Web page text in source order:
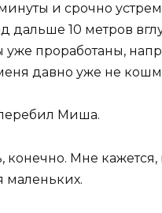
и срочно
дальше 10 метров
уже проработаны,
давно уже не
Миша.
Мне
маленьких.